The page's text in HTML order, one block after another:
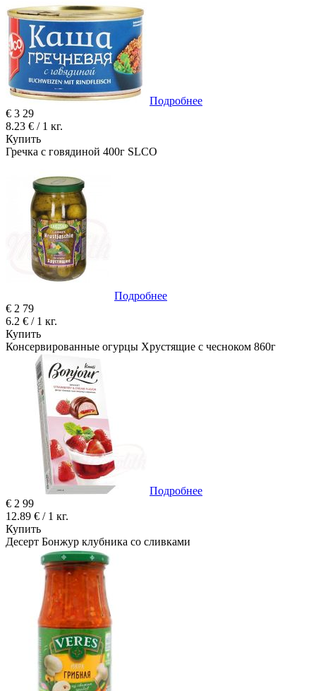
Подробнее
€ 3 29
8.23 € / 1 кг.
Купить
Гречка с говядиной 400г SLCO
Подробнее
€ 2 79
6.2 € / 1 кг.
Купить
Консервированные огурцы Хрустящие с чесноком 860г
Подробнее
€ 2 99
12.89 € / 1 кг.
Купить
Десерт Бонжур клубника со сливками